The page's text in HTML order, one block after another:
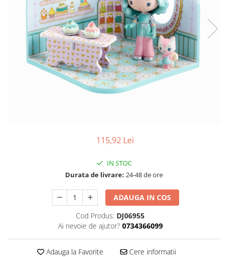
115,92 Lei
IN STOC
Durata de livrare: 24-48 de ore
ADAUGA IN COS
Cod Produs: DJ06955
Ai nevoie de ajutor? 0734366099
Adauga la Favorite Cere informatii